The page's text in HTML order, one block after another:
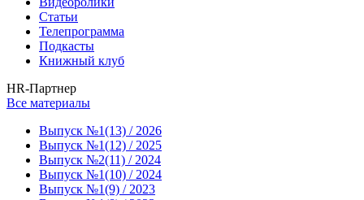
Статьи
Телепрограмма
Подкасты
Книжный клуб
HR-Партнер
Все материалы
Выпуск №1(13) / 2026
Выпуск №1(12) / 2025
Выпуск №2(11) / 2024
Выпуск №1(10) / 2024
Выпуск №1(9) / 2023